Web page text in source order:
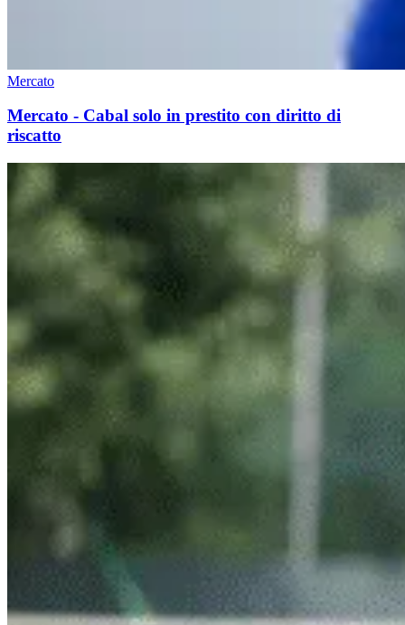
Mercato
Mercato - Cabal solo in prestito con diritto di
riscatto